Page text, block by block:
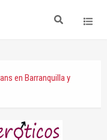
en Barranquilla y